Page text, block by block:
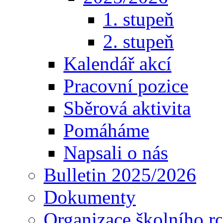
1. stupeň
2. stupeň
Kalendář akcí
Pracovní pozice
Sběrová aktivita
Pomáháme
Napsali o nás
Bulletin 2025/2026
Dokumenty